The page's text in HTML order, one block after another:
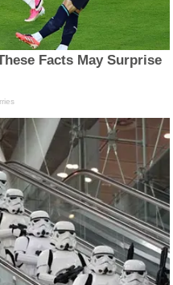
Facts May Surprise